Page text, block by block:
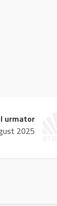
urmator
2025